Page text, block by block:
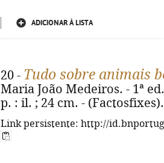
ADICIONAR À LISTA
20 - Tudo sobre animais
Maria João Medeiros. - 1ª
p. : il. ; 24 cm. -
Link persistente: http://